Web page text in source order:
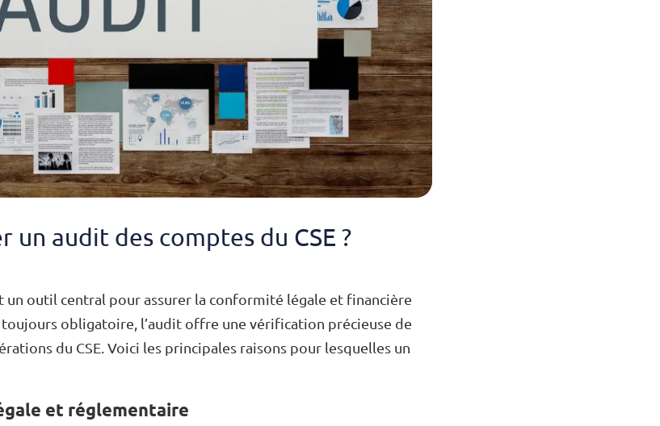
audit des comptes du CSE ?
un outil central pour assurer la conformité légale et financière
toujours obligatoire, l’audit offre une vérification précieuse de
du CSE. Voici les principales raisons pour lesquelles un
et réglementaire